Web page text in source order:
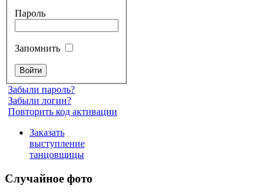
Пароль
Запомнить
Забыли пароль?
Забыли логин?
Повторить код активации
Заказать
выступление
танцовщицы
Случайное фото